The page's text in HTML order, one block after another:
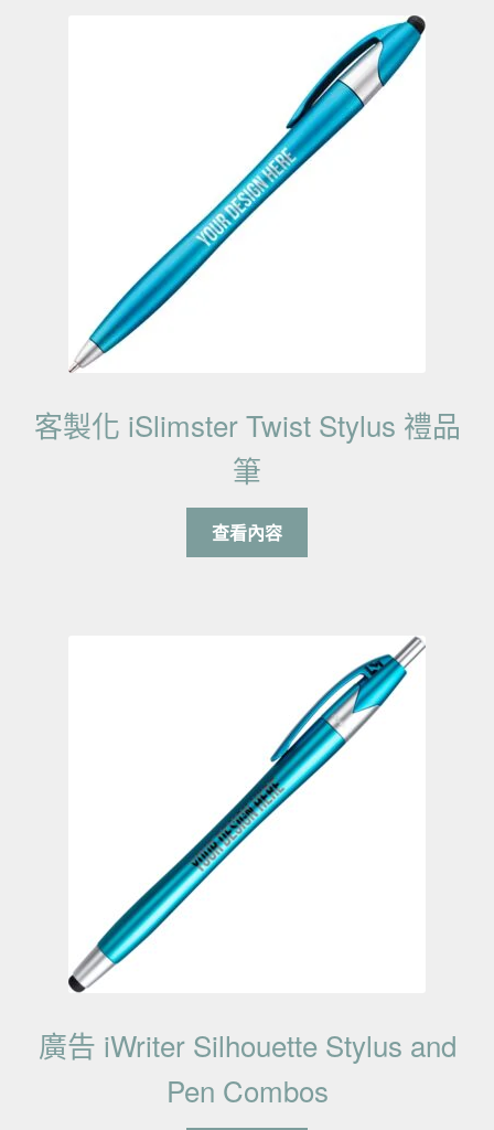
客製化 iSlimster Twist Stylus 禮品
筆
查看內容
廣告 iWriter Silhouette Stylus and
Pen Combos